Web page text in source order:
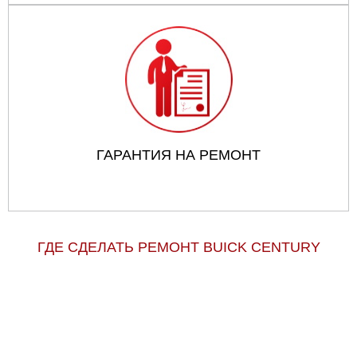
ГАРАНТИЯ НА РЕМОНТ
ГДЕ СДЕЛАТЬ РЕМОНТ BUICK CENTURY